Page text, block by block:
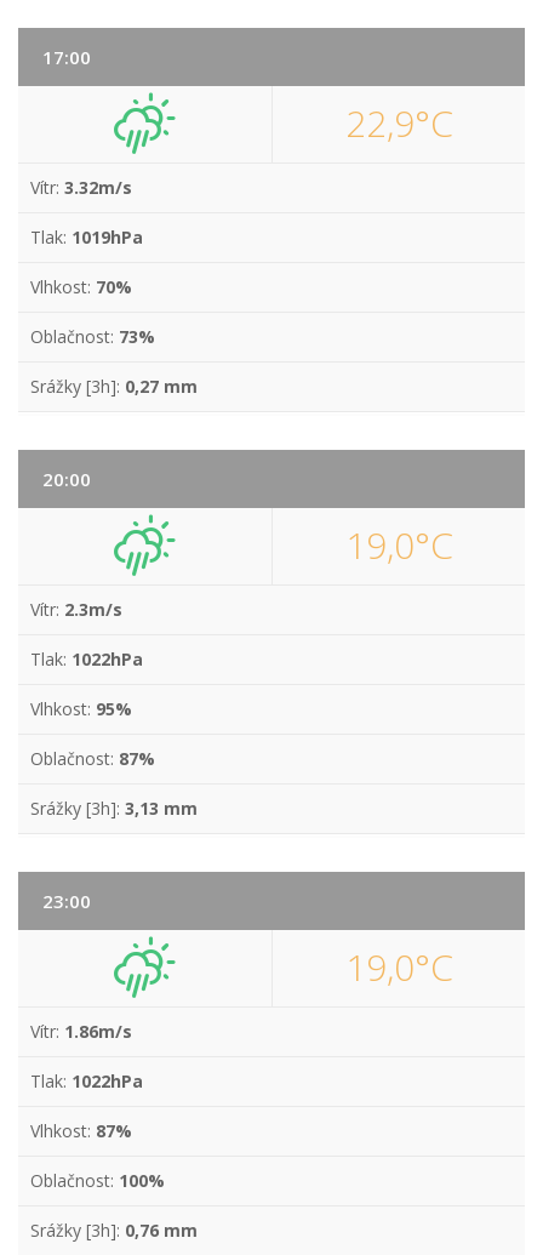
17:00
22,9°C
Vítr: 3.32m/s
Tlak: 1019hPa
Vlhkost: 70%
Oblačnost: 73%
Srážky [3h]: 0,27 mm
20:00
19,0°C
Vítr: 2.3m/s
Tlak: 1022hPa
Vlhkost: 95%
Oblačnost: 87%
Srážky [3h]: 3,13 mm
23:00
19,0°C
Vítr: 1.86m/s
Tlak: 1022hPa
Vlhkost: 87%
Oblačnost: 100%
Srážky [3h]: 0,76 mm